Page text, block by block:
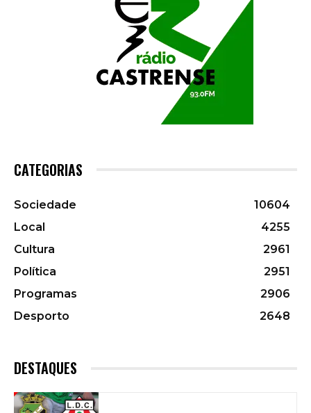
CATEGORIAS
Sociedade
10604
Local
4255
Cultura
2961
Política
2951
Programas
2906
Desporto
2648
DESTAQUES